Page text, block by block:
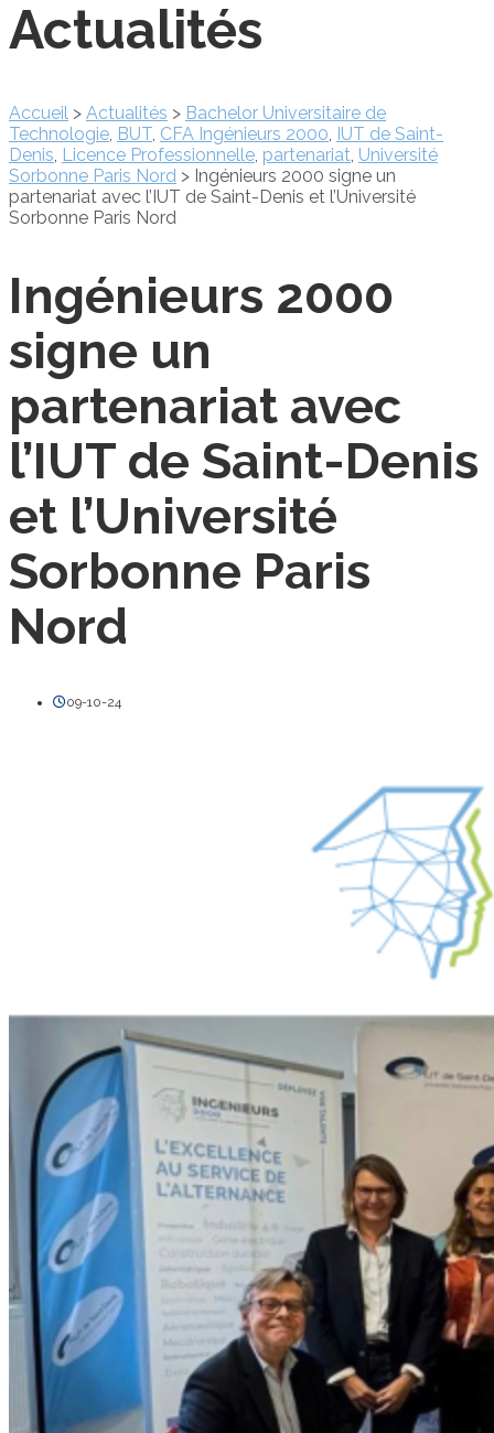
Actualités
Accueil > Actualités > Bachelor Universitaire de
Technologie BUT CFA Ingénieurs 2000 IUT de Saint-
Denis Licence Professionnelle partenariat Université
Sorbonne Paris Nord > Ingénieurs 2000 signe un
partenariat avec l’IUT de Saint-Denis et l’Université
Sorbonne Paris Nord
Ingénieurs 2000
signe un
partenariat avec
l’IUT de Saint-Denis
et l’Université
Sorbonne Paris
Nord
09-10-24